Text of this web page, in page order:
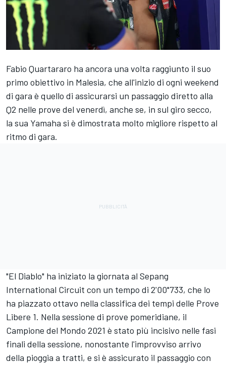
Fabio Quartararo ha ancora una volta raggiunto il suo
primo obiettivo in Malesia, che all'inizio di ogni weekend
di gara è quello di assicurarsi un passaggio diretto alla
Q2 nelle prove del venerdì, anche se, in sul giro secco,
la sua Yamaha si è dimostrata molto migliore rispetto al
ritmo di gara.
"El Diablo" ha iniziato la giornata al Sepang
International Circuit con un tempo di 2'00"733, che lo
ha piazzato ottavo nella classifica dei tempi delle Prove
Libere 1. Nella sessione di prove pomeridiane, il
Campione del Mondo 2021 è stato più incisivo nelle fasi
finali della sessione, nonostante l'improvviso arrivo
della pioggia a tratti, e si è assicurato il passaggio con